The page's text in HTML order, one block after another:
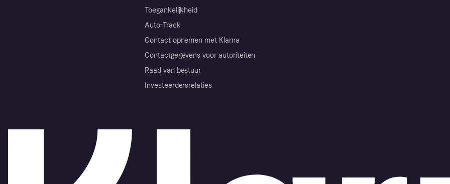
Toegankelijkheid
Auto-Track
Contact opnemen met Klarna
Contactgegevens voor autoriteiten
Raad van bestuur
Investeerdersrelaties